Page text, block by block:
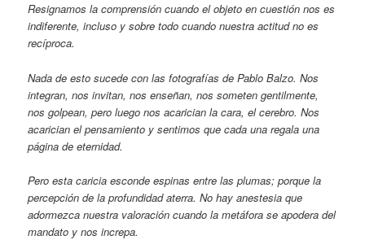
Resignamos la comprensión cuando el objeto en cuestión nos es
indiferente, incluso y sobre todo cuando nuestra actitud no es
recíproca.
Nada de esto sucede con las fotografías de Pablo Balzo. Nos
integran, nos invitan, nos enseñan, nos someten gentilmente,
nos golpean, pero luego nos acarician la cara, el cerebro. Nos
acarician el pensamiento y sentimos que cada una regala una
página de eternidad.
Pero esta caricia esconde espinas entre las plumas; porque la
percepción de la profundidad aterra. No hay anestesia que
adormezca nuestra valoración cuando la metáfora se apodera del
mandato y nos increpa.